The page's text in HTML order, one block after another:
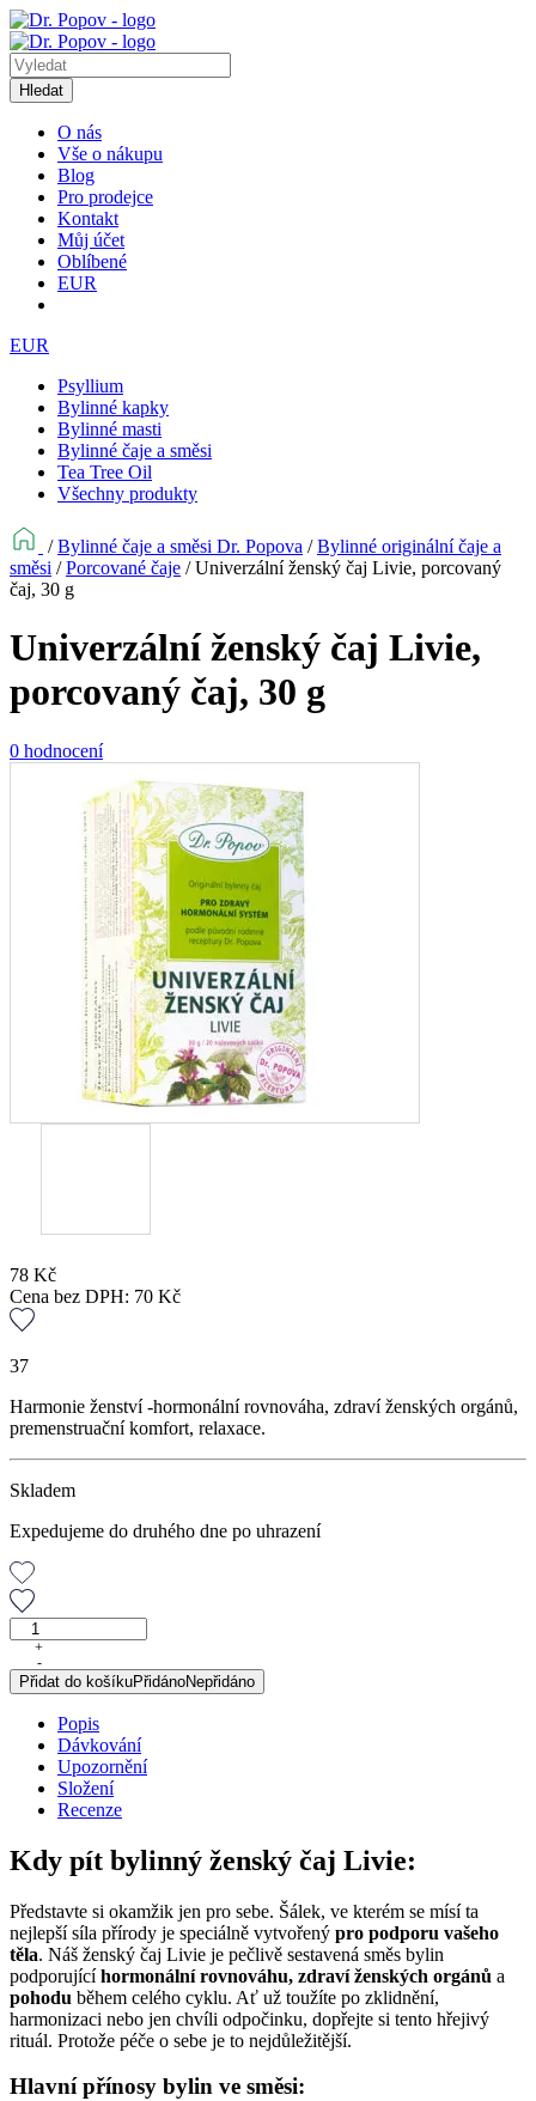
Hledat
O nás
Vše o nákupu
Blog
Pro prodejce
Kontakt
Můj účet
Oblíbené
EUR
EUR
Psyllium
Bylinné kapky
Bylinné masti
Bylinné čaje a směsi
Tea Tree Oil
Všechny produkty
/Bylinné čaje a směsi Dr. Popova /Bylinné originální čaje a
směsi /Porcované čaje /Univerzální ženský čaj Livie, porcovaný
čaj, 30 g
Univerzální ženský čaj Livie,
porcovaný čaj, 30 g
0 hodnocení
78 Kč
Cena bez DPH: 70 Kč
37
Harmonie ženství -hormonální rovnováha, zdraví ženských orgánů,
premenstruační komfort, relaxace.
Skladem
Expedujeme do druhého dne po uhrazení
Univerzální
ženský
čaj
Livie,
porcovaný
množství
+
-
Přidat do košíkuPřidánoNepřidáno
Popis
Dávkování
Upozornění
Složení
Recenze
Kdy pít bylinný ženský čaj Livie:
Představte si okamžik jen pro sebe. Šálek, ve kterém se mísí ta
nejlepší síla přírody je speciálně vytvořený pro podporu vašeho
těla. Náš ženský čaj Livie je pečlivě sestavená směs bylin
podporujícíhormonálnírovnováhu, zdraví ženských orgánů a
pohodu během celého cyklu. Ať už toužíte po zklidnění,
harmonizaci nebo jen chvíli odpočinku, dopřejte si tento hřejivý
rituál. Protože péče o sebe je to nejdůležitější.
Hlavní přínosy bylin ve směsi: